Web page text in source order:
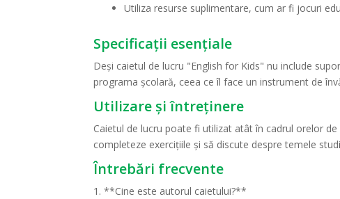
Utiliza resurse suplimentare, cum ar fi jocuri
Specificații esențiale
Deși caietul de lucru "English for Kids" nu include
programa școlară, ceea ce îl face un instrument de
Utilizare și întreținere
Caietul de lucru poate fi utilizat atât în cadrul orelor
completeze exercițiile și să discute despre temele
Întrebări frecvente
1. **Cine este autorul caietului?**